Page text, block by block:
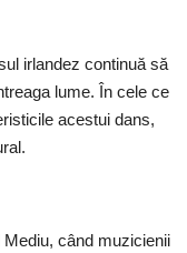
irlandez continuă să
lume. În cele ce
acestui dans,
când muzicienii